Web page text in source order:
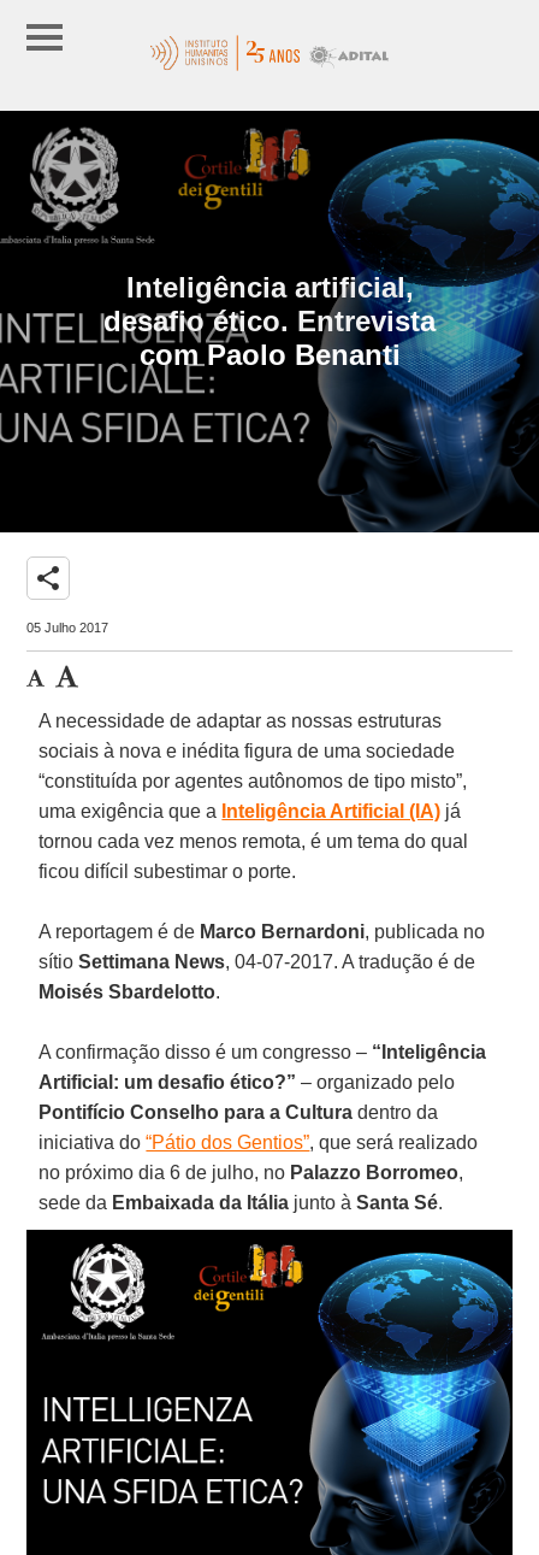
Inteligência artificial,
desafio ético. Entrevista
com Paolo Benanti
share
05 Julho 2017
A necessidade de adaptar as nossas estruturas
sociais à nova e inédita figura de uma sociedade
“constituída por agentes autônomos de tipo misto”,
uma exigência que a Inteligência Artificial (IA) já
tornou cada vez menos remota, é um tema do qual
ficou difícil subestimar o porte.
A reportagem é de Marco Bernardoni, publicada no
sítioSettimana News, 04-07-2017. A tradução é de
Moisés Sbardelotto.
A confirmação disso é um congresso – “Inteligência
Artificial: um desafio ético?” – organizado pelo
Pontifício Conselho para a Cultura dentro da
iniciativa do“Pátio dos Gentios”, que será realizado
no próximo dia 6 de julho, no Palazzo Borromeo,
sede da Embaixada da Itália junto àSanta Sé.